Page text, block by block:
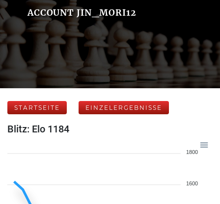
ACCOUNT JIN_MORI12
STARTSEITE EINZELERGEBNISSE
Blitz: Elo 1184
1800
1600